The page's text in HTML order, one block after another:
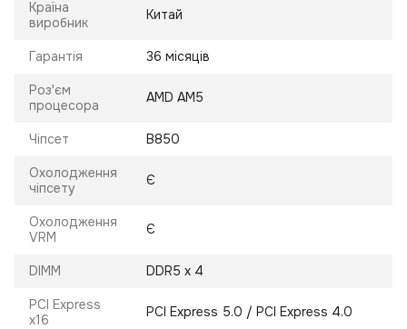
Країна
виробник
Китай
Гарантія 36 місяців
Роз'єм
процесора
AMD AM5
Чіпсет B850
Охолодження
чіпсету
Є
Охолодження
VRM
Є
DIMM DDR5 x 4
PCI Express
x16
PCI Express 5.0 / PCI Express 4.0